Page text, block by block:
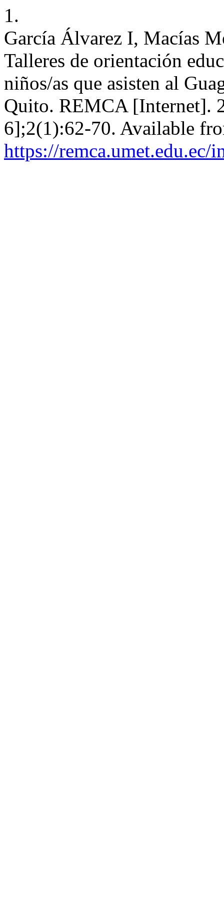
1.
García Álvarez I, Macías
Talleres de orientación
niños/as que asisten al
Quito. REMCA [Internet].
6];2(1):62-70. Available
https://